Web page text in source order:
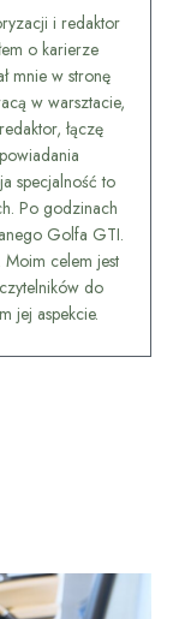
i redaktor
o karierze
mnie w stronę
w warsztacie,
łączę
specjalność to
Po godzinach
Golfa GTI.
celem jest
do
jej aspekcie.